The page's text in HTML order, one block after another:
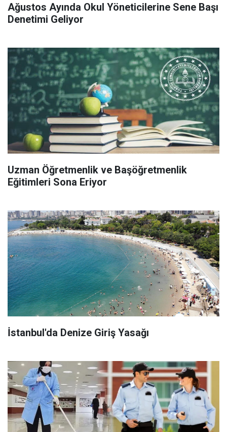
Ağustos Ayında Okul Yöneticilerine Sene Başı
Denetimi Geliyor
Uzman Öğretmenlik ve Başöğretmenlik
Eğitimleri Sona Eriyor
İstanbul'da Denize Giriş Yasağı